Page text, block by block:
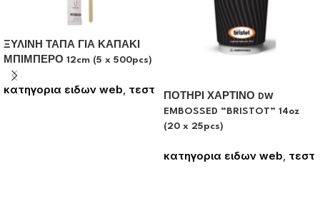
ΞΥΛΙΝΗ ΤΑΠΑ ΓΙΑ ΚΑΠΑΚΙ
ΜΠΙΜΠΕΡΟ 12cm (5 x 500pcs)
κατηγορια ειδων web, τεστ
ΠΟΤΗΡΙ ΧΑΡΤΙΝΟ DW
EMBOSSED “BRISTOT” 14oz
(20 x 25pcs)
κατηγορια ειδων web τεστ